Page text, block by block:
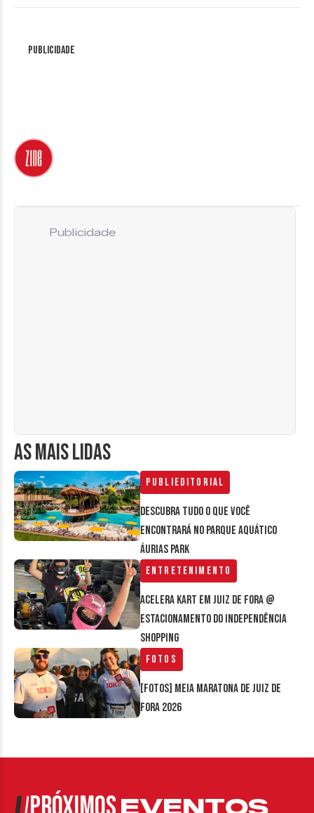
Publicidade
AS MAIS LIDAS
Publieditorial
Descubra tudo o que você
encontrará no parque aquático
Áurias Park
Entretenimento
Acelera Kart em Juiz de Fora @
estacionamento do Independência
Shopping
Fotos
[FOTOS] Meia Maratona de Juiz de
Fora 2026
Publicidade